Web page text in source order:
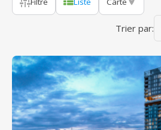
Trier par: